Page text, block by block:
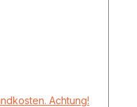
Achtung!